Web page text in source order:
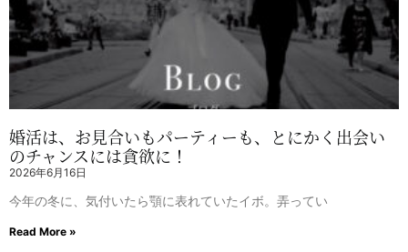
婚活は、お見合いもパーティーも、とにかく出会い
のチャンスには貪欲に！
2026年6月16日
今年の冬に、気付いたら顎に表れていたイボ。弄ってい
Read More »